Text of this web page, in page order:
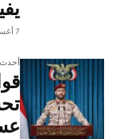
7 أغسطس، 2026
أحدث